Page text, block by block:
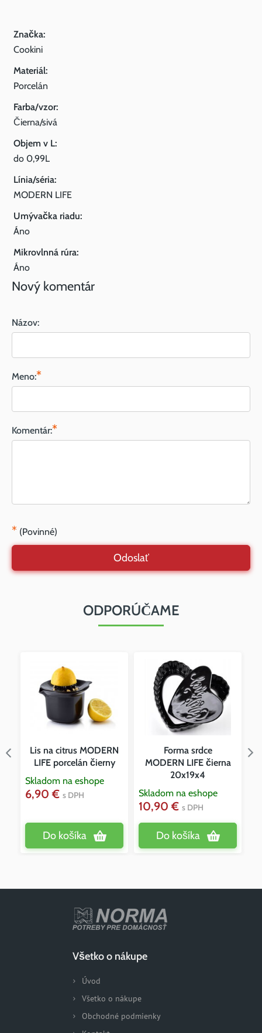
Značka:
Cookini
Materiál:
Porcelán
Farba/vzor:
Čierna/sivá
Objem v L:
do 0,99L
Línia/séria:
MODERN LIFE
Umývačka riadu:
Áno
Mikrovlnná rúra:
Áno
Nový komentár
Názov:
Meno:*
Komentár:*
* (Povinné)
Odoslať
ODPORÚČAME
Lis na citrus MODERN
LIFE porcelán čierny
Skladom na eshope
6,90 € s DPH
Do košíka
Forma srdce
MODERN LIFE čierna
20x19x4
Skladom na eshope
10,90 € s DPH
Do košíka
Všetko o nákupe
Úvod
Všetko o nákupe
Obchodné podmienky